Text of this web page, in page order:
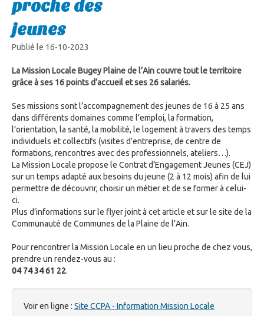
proche des
jeunes
Publié le 16-10-2023
La Mission Locale Bugey Plaine de l’Ain couvre tout le territoire
grâce à ses 16 points d’accueil et ses 26 salariés.
Ses missions sont l’accompagnement des jeunes de 16 à 25 ans
dans différents domaines comme l’emploi, la formation,
l’orientation, la santé, la mobilité, le logement à travers des temps
individuels et collectifs (visites d’entreprise, de centre de
formations, rencontres avec des professionnels, ateliers…).
La Mission Locale propose le Contrat d’Engagement Jeunes (CEJ)
sur un temps adapté aux besoins du jeune (2 à 12 mois) afin de lui
permettre de découvrir, choisir un métier et de se former à celui-
ci.
Plus d’informations sur le flyer joint à cet article et sur le site de la
Communauté de Communes de la Plaine de l’Ain.
Pour rencontrer la Mission Locale en un lieu proche de chez vous,
prendre un rendez-vous au :
04 74 34 61 22.
Voir en ligne : Site CCPA - Information Mission Locale